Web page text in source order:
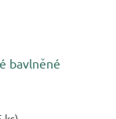
bavlněné